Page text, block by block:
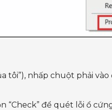
tôi”), nhấp chuột phải
“Check” để quét lỗi ổ